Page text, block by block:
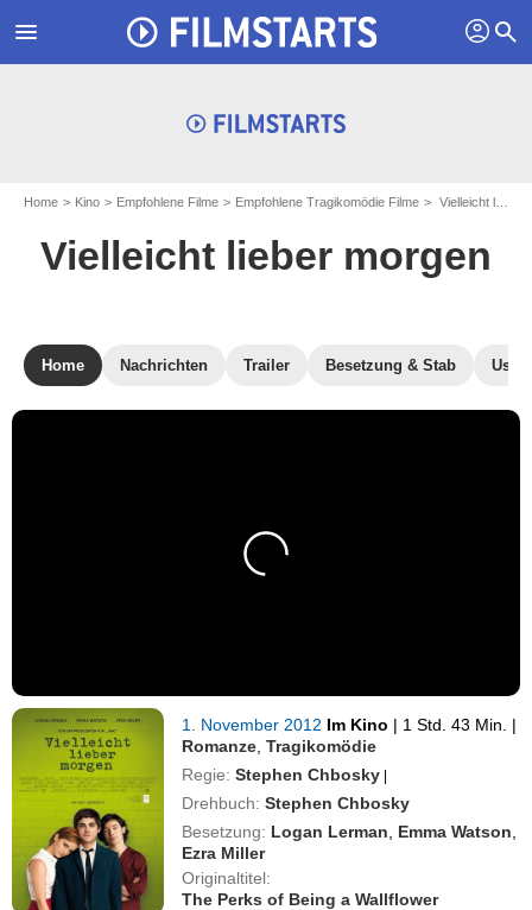
menu profil search
Home Kino Empfohlene Filme Empfohlene Tragikomödie Filme Vielleicht lieber morgen
Vielleicht lieber morgen
Home Nachrichten Trailer Besetzung & Stab
1. November 2012 Im Kino | 1 Std. 43 Min. |
Romanze ,Tragikomödie
Regie: Stephen Chbosky |
Drehbuch: Stephen Chbosky
Besetzung: Logan Lerman Emma Watson
Ezra Miller
Originaltitel:
The Perks of Being a Wallflower